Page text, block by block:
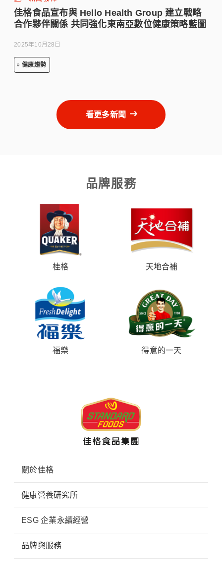
佳格食品宣布與 Hello Health Group 建立戰略
合作夥伴關係 共同強化東南亞數位健康策略藍圖
2025年10月28日
健康趨勢
看更多新聞
品牌服務
桂格 天地合補
福樂 得意的一天
關於佳格
健康營養研究所
ESG 企業永續經營
品牌與服務